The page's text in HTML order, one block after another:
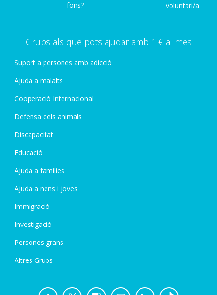
fons?
voluntari/a
Grups als que pots ajudar amb 1 € al mes
Suport a persones amb adicció
Ajuda a malalts
Cooperació Internacional
Defensa dels animals
Discapacitat
Educació
Ajuda a families
Ajuda a nens i joves
Immigració
Investigació
Persones grans
Altres Grups